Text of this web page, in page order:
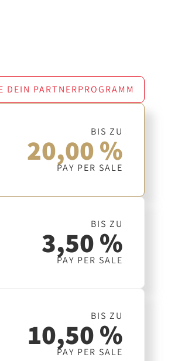
DEIN PARTNERPROGRAMM
BIS ZU
20,00 %
PAY PER SALE
BIS ZU
3,50 %
PAY PER SALE
BIS ZU
10,50 %
PAY PER SALE